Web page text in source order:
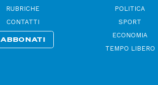
RUBRICHE
CONTATTI
ABBONATI
POLITICA
SPORT
ECONOMIA
TEMPO LIBERO